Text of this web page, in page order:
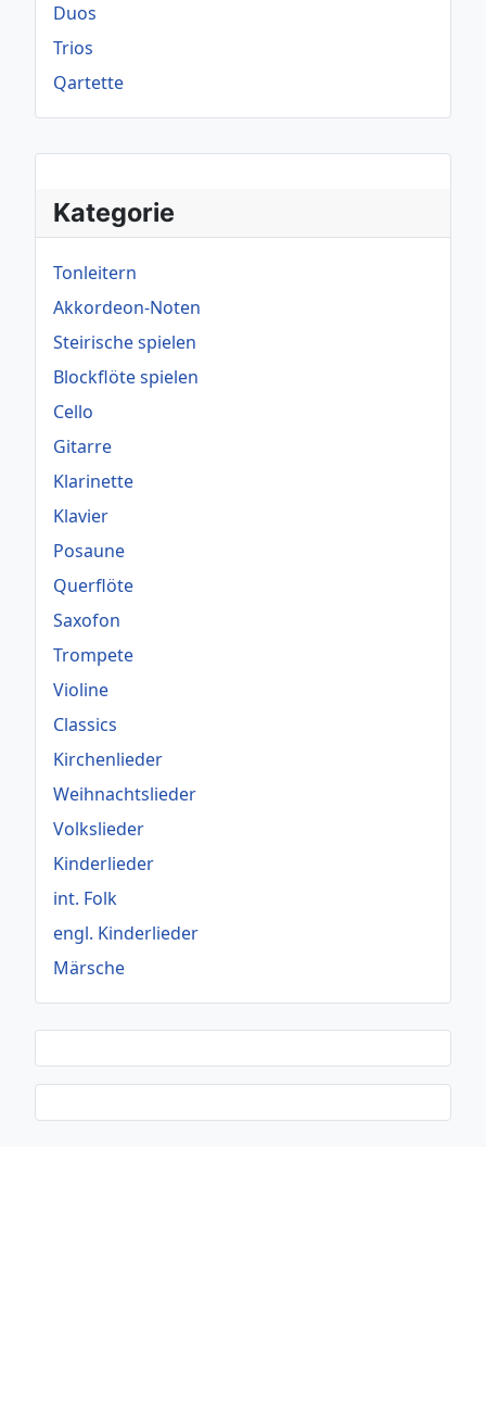
Kategorie
Tonleitern
Akkordeon-Noten
Steirische spielen
Blockflöte spielen
Cello
Gitarre
Klarinette
Klavier
Posaune
Querflöte
Saxofon
Trompete
Violine
Classics
Kirchenlieder
Weihnachtslieder
Volkslieder
Kinderlieder
int. Folk
engl. Kinderlieder
Märsche
Duos
Trios
Qartette